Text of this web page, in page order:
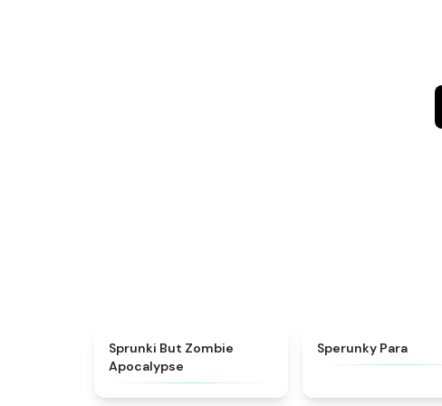
Sprunki But Zombie
Apocalypse
Sperunky Para